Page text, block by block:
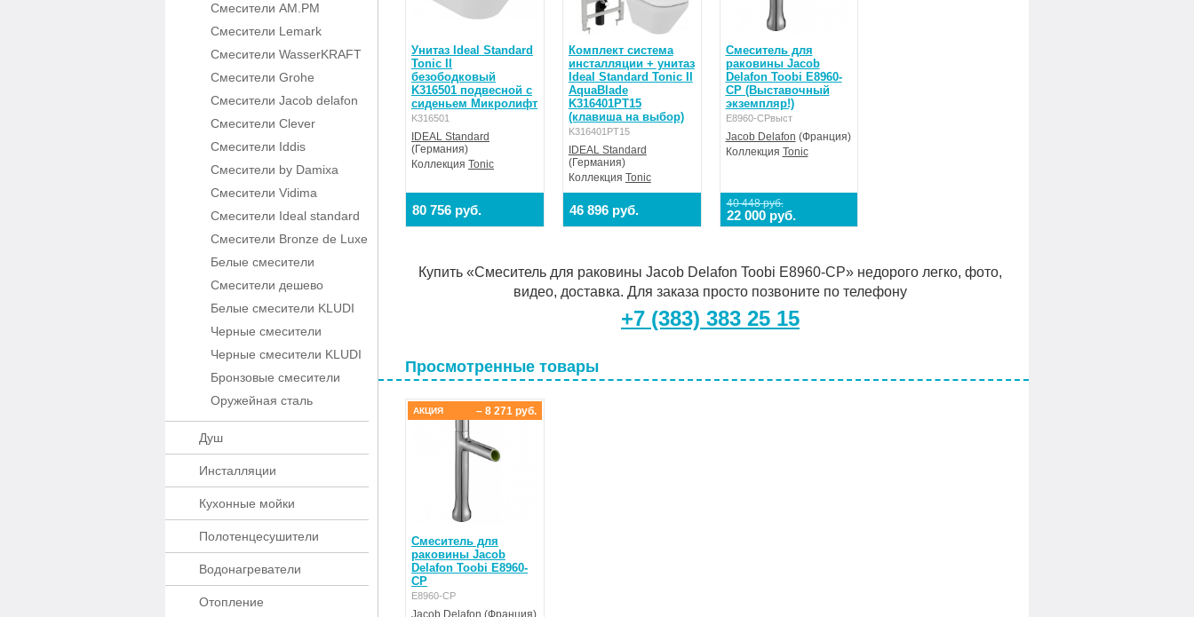
Смесители AM.PM
Смесители Lemark
Смесители WasserKRAFT
Смесители Grohe
Смесители Jacob delafon
Смесители Clever
Смесители Iddis
Смесители by Damixa
Смесители Vidima
Смесители Ideal standard
Смесители Bronze de Luxe
Белые смесители
Смесители дешево
Белые смесители KLUDI
Черные смесители
Черные смесители KLUDI
Бронзовые смесители
Оружейная сталь
Душ
Инсталляции
Кухонные мойки
Полотенцесушители
Водонагреватели
Отопление
Унитаз Ideal Standard
Tonic II
безободковый
K316501 подвесной с
сиденьем Микролифт
K316501
IDEAL Standard
(Германия)
Коллекция Tonic
80 756 руб.
Комплект система
инсталляции + унитаз
Ideal Standard Tonic II
AquaBlade
K316401PT15
(клавиша на выбор)
K316401PT15
IDEAL Standard
(Германия)
Коллекция Tonic
46 896 руб.
Смеситель для
раковины Jacob
Delafon Toobi E8960-
CP (Выставочный
экземпляр!)
E8960-CPвыст
Jacob Delafon (Франция)
Коллекция Tonic
40 448 руб.
22 000 руб.
Купить «Смеситель для раковины Jacob Delafon Toobi E8960-CP» недорого легко, фото,
видео, доставка. Для заказа просто позвоните по телефону
+7 (383) 383 25 15
Просмотренные товары
Смеситель для
раковины Jacob
Delafon Toobi E8960-
CP
E8960-CP
Jacob Delafon (Франция)
– 8 271 руб.
АКЦИЯ